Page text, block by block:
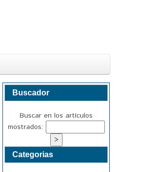
Buscador
Buscar en los artículos
mostrados:
Categorias